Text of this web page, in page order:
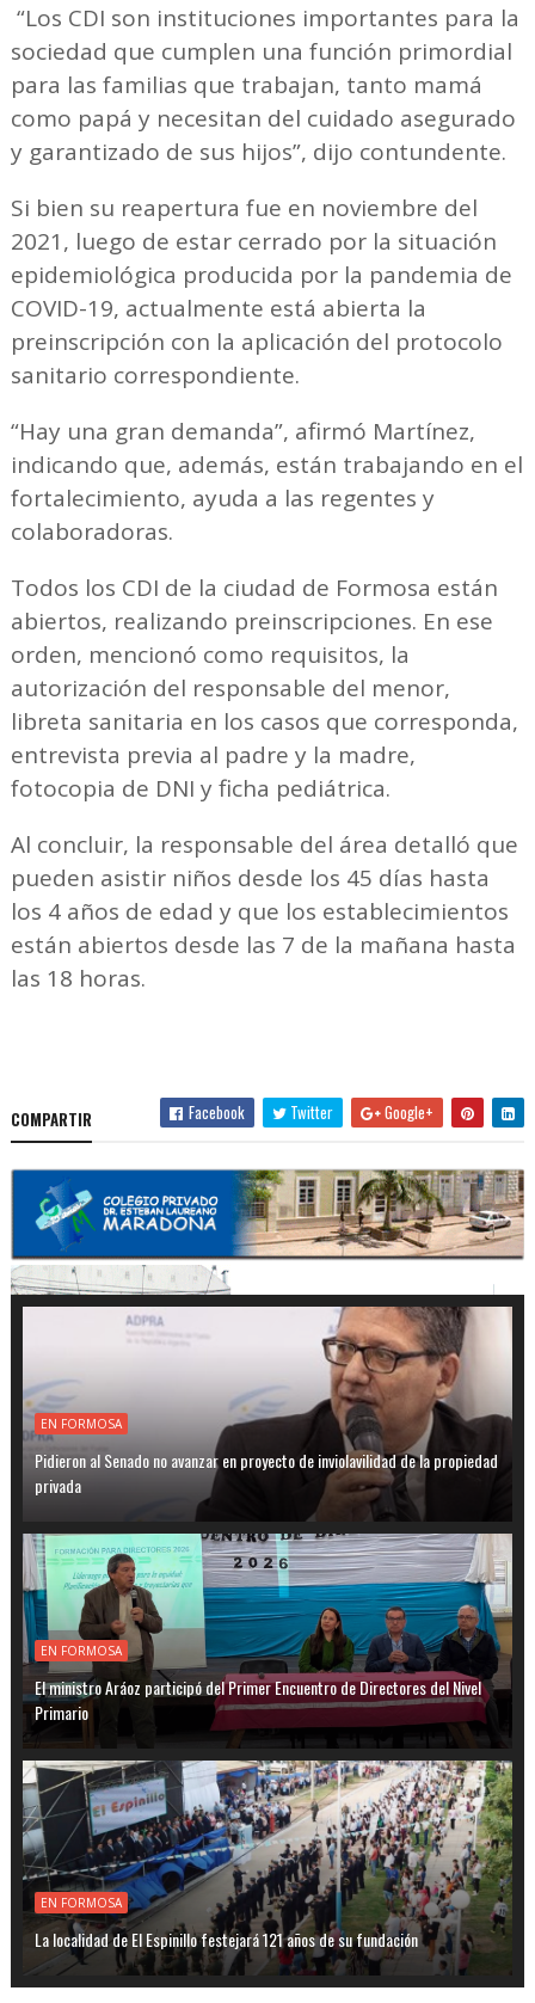
“Los CDI son instituciones importantes para la
sociedad que cumplen una función primordial
para las familias que trabajan, tanto mamá
como papá y necesitan del cuidado asegurado
y garantizado de sus hijos”, dijo contundente.
Si bien su reapertura fue en noviembre del
2021, luego de estar cerrado por la situación
epidemiológica producida por la pandemia de
COVID-19, actualmente está abierta la
preinscripción con la aplicación del protocolo
sanitario correspondiente.
“Hay una gran demanda”, afirmó Martínez,
indicando que, además, están trabajando en el
fortalecimiento, ayuda a las regentes y
colaboradoras.
Todos los CDI de la ciudad de Formosa están
abiertos, realizando preinscripciones. En ese
orden, mencionó como requisitos, la
autorización del responsable del menor,
libreta sanitaria en los casos que corresponda,
entrevista previa al padre y la madre,
fotocopia de DNI y ficha pediátrica.
Al concluir, la responsable del área detalló que
pueden asistir niños desde los 45 días hasta
los 4 años de edad y que los establecimientos
están abiertos desde las 7 de la mañana hasta
las 18 horas.
COMPARTIR Facebook Twitter Google+
EN FORMOSA
Pidieron al Senado no avanzar en proyecto de inviolavilidad de la propiedad
privada
EN FORMOSA
El ministro Aráoz participó del Primer Encuentro de Directores del Nivel
Primario
EN FORMOSA
La localidad de El Espinillo festejará 121 años de su fundación